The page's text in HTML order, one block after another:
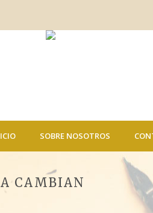
SOBRE NOSOTROS
CAMBIAN